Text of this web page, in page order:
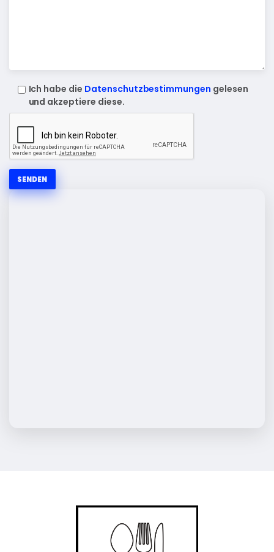
Ich habe die Datenschutzbestimmungen gelesen
und akzeptiere diese.